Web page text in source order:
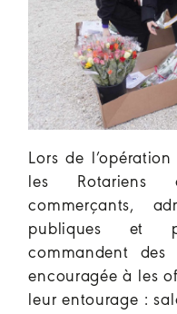
Lors de
les Rotariens
commerçants,
publiques et
commandent
encouragée à les
leur entourage :